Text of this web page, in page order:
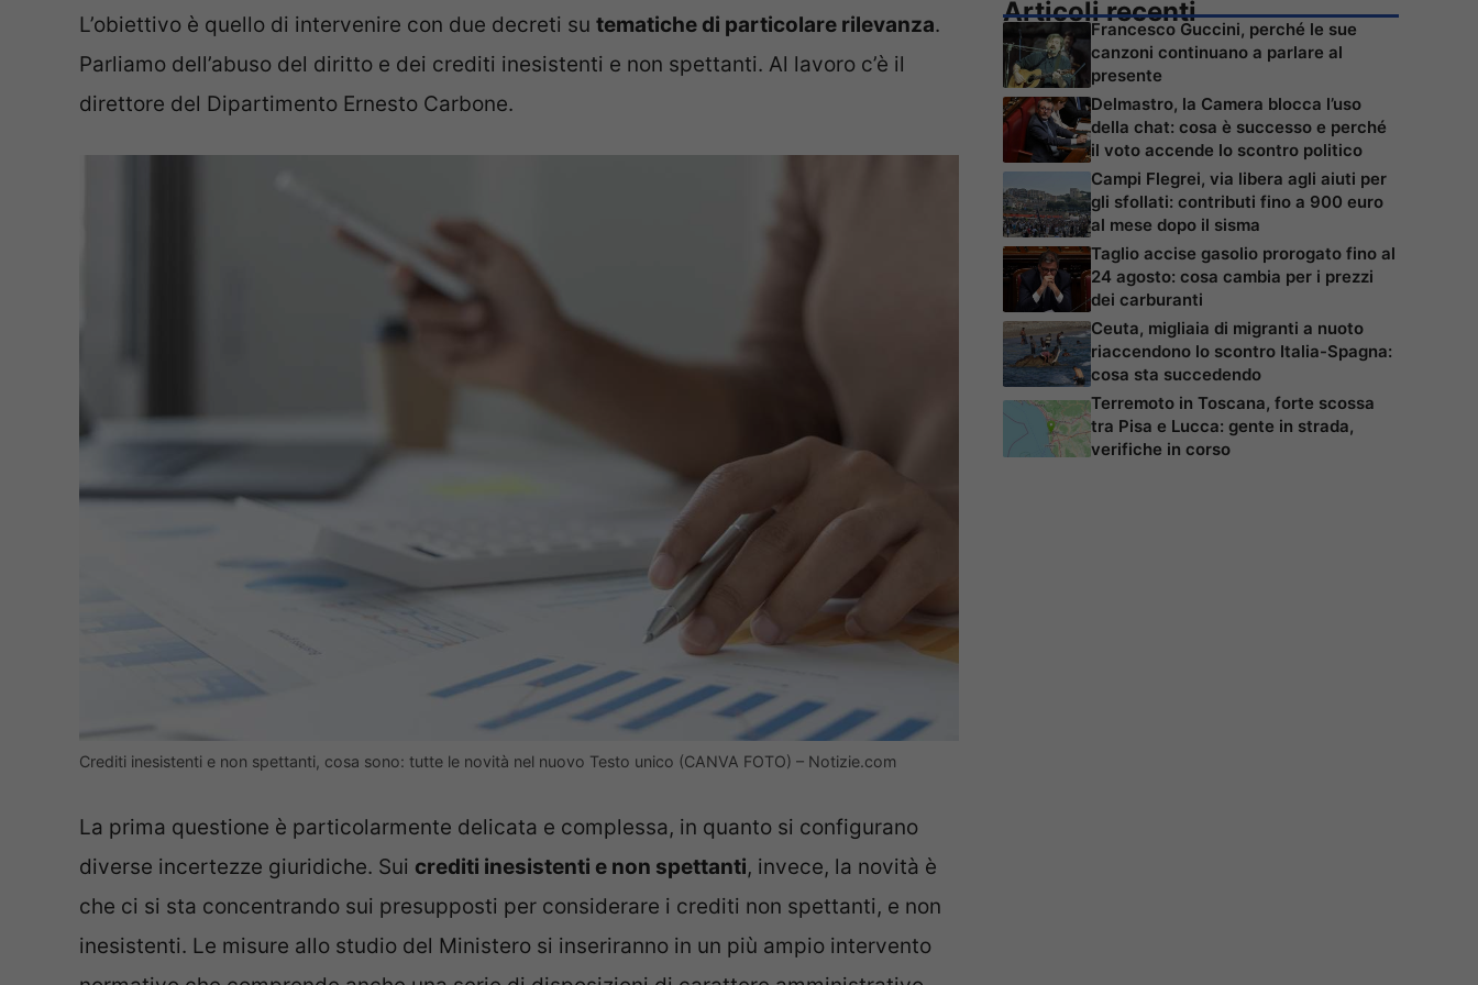
L’obiettivo è quello di intervenire con due decreti su tematiche di particolare rilevanza.
Parliamo dell’abuso del diritto e dei crediti inesistenti e non spettanti. Al lavoro c’è il
direttore del Dipartimento Ernesto Carbone.
Crediti inesistenti e non spettanti, cosa sono: tutte le novità nel nuovo Testo unico (CANVA FOTO) – Notizie.com
La prima questione è particolarmente delicata e complessa, in quanto si configurano
diverse incertezze giuridiche. Sui crediti inesistenti e non spettanti, invece, la novità è
che ci si sta concentrando sui presupposti per considerare i crediti non spettanti, e non
inesistenti. Le misure allo studio del Ministero si inseriranno in un più ampio intervento
Articoli recenti
Francesco Guccini, perché le sue
canzoni continuano a parlare al
presente
Delmastro, la Camera blocca l’uso
della chat: cosa è successo e perché
il voto accende lo scontro politico
Campi Flegrei, via libera agli aiuti per
gli sfollati: contributi fino a 900 euro
al mese dopo il sisma
Taglio accise gasolio prorogato fino al
24 agosto: cosa cambia per i prezzi
dei carburanti
Ceuta, migliaia di migranti a nuoto
riaccendono lo scontro Italia-Spagna:
cosa sta succedendo
Terremoto in Toscana, forte scossa
tra Pisa e Lucca: gente in strada,
verifiche in corso